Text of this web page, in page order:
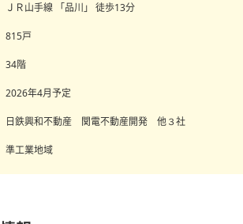
ＪＲ山手線 「品川」 徒歩13分
815戸
34階
2026年4月予定
日鉄興和不動産 関電不動産開発 他３社
準工業地域